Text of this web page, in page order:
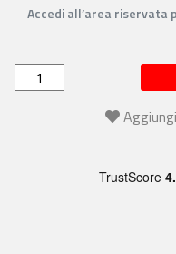
Accedi all’area riservata